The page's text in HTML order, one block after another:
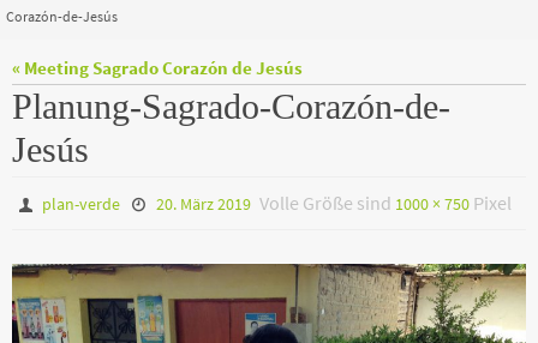
Corazón-de-Jesús
« Meeting Sagrado Corazón de Jesús
Planung-Sagrado-Corazón-de-
Jesús
plan-verde 20. März 2019 Volle Größe sind 1000 × 750Pixel